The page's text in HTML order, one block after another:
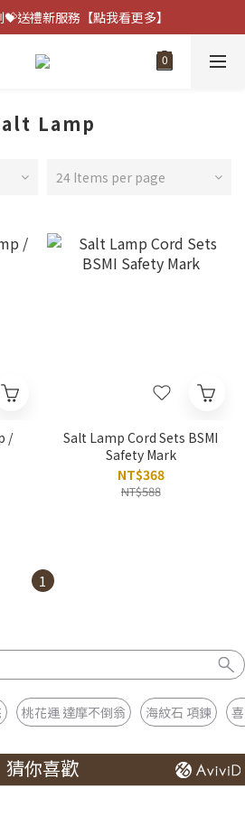
送禮新服務【點我看更多】
送禮新服務【點我看更多】
指定黑曜石 任選兩件75折
Lamp
24 Items per page
/
Salt Lamp Cord Sets BSMI
Safety Mark
NT$368
NT$588
1
桃花運 達摩不倒翁 海紋石 項鍊
猜你喜歡